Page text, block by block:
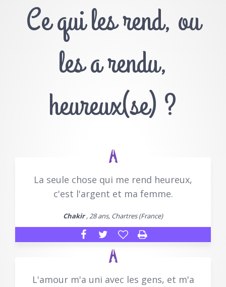
Ce qui les rend, ou
les a rendu,
heureux(se) ?
La seule chose qui me rend heureux,
c'est l'argent et ma femme.
Chakir, 28 ans, Chartres (France)
L'amour m'a uni avec les gens, et m'a